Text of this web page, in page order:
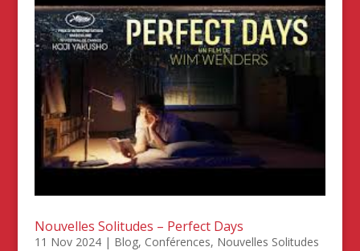
Nouvelles Solitudes – Perfect Days
11 Nov 2024| Blog, Conférences, Nouvelles Solitudes